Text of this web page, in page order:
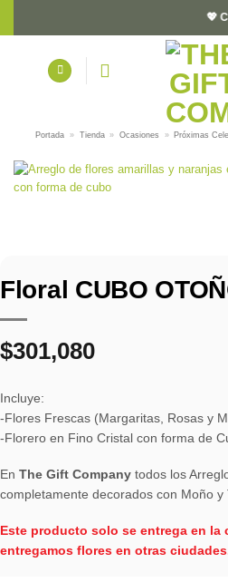
💖
Portada » Tienda » Ocasiones » Próximas
Floral CUBO
$301,080
Incluye:
-Flores Frescas (Margaritas, Rosas y
-Florero en Fino Cristal con forma de
En The Gift Company todos los
completamente decorados con Moño y
Este producto solo se entrega en la
entregamos flores en otras